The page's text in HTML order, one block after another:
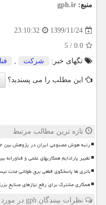
منبع: gph.ir
1399/11/24
23:10:32
0.0
/
5
تگهای خبر:
شركت ,
این مطلب را می پسندید؟
تازه ترین مطالب مرتبط
رتبه هوش مصنوعی ایران در پژوهش بین ۱۲ تا ۱۸
تغییر پارادایم همکاریهای علمی و فناورانه
باتری ها پاسخگوی قطعی برق طولانی مدت
همکاری مشترک برای رفع نیازهای صنایع
نظرات بینندگان gph در مورد این مطلب